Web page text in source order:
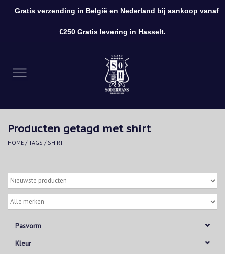
Kleding
Accessoires
Producten getagd met shirt
HOME /TAGS / SHIRT
Pasvorm
Kleur
Gratis verzending in België en Nederland bij aankoop vanaf
€250 Gratis levering in Hasselt.